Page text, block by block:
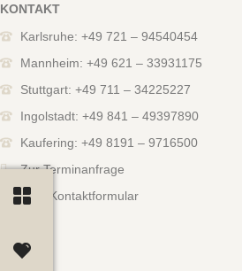
KONTAKT
Karlsruhe: +49 721 – 94540454
Mannheim: +49 621 – 33931175
Stuttgart: +49 711 – 34225227
Ingolstadt: +49 841 – 49397890
Kaufering: +49 8191 – 9716500
Zur Terminanfrage
Zum Kontaktformular